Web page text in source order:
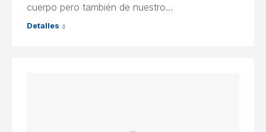
cuerpo pero también de nuestro…
Detalles